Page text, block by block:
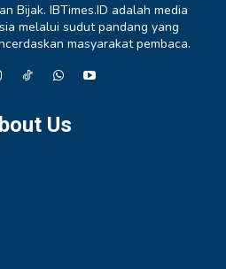
Bijak. IBTimes.ID adalah media
melalui sudut pandang yang
masyarakat pembaca.
Us